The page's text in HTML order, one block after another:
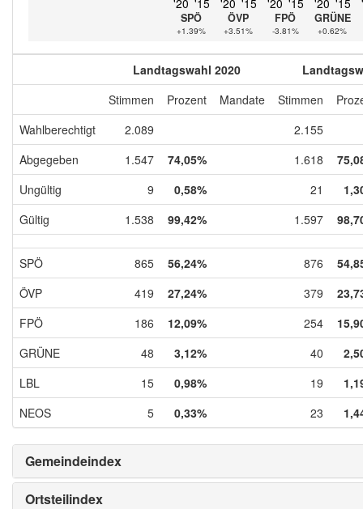
SPÖ
+1.39%
ÖVP
+3.51%
FPÖ
-3.81%
GRÜNE
+0.62%
Landtagswahl 2020
Stimmen
Prozent Mandate Stimmen
Wahlberechtigt
2.089
2.155
Abgegeben
1.547 74,05% 1.618
Ungültig
9 0,58% 21
Gültig
1.538 99,42% 1.597
SPÖ 865 56,24% 876
ÖVP
419 27,24% 379
FPÖ
186 12,09% 254
GRÜNE
48 3,12% 40
LBL
15 0,98% 19
NEOS
5 0,33% 23
Gemeindeindex
Ortsteilindex